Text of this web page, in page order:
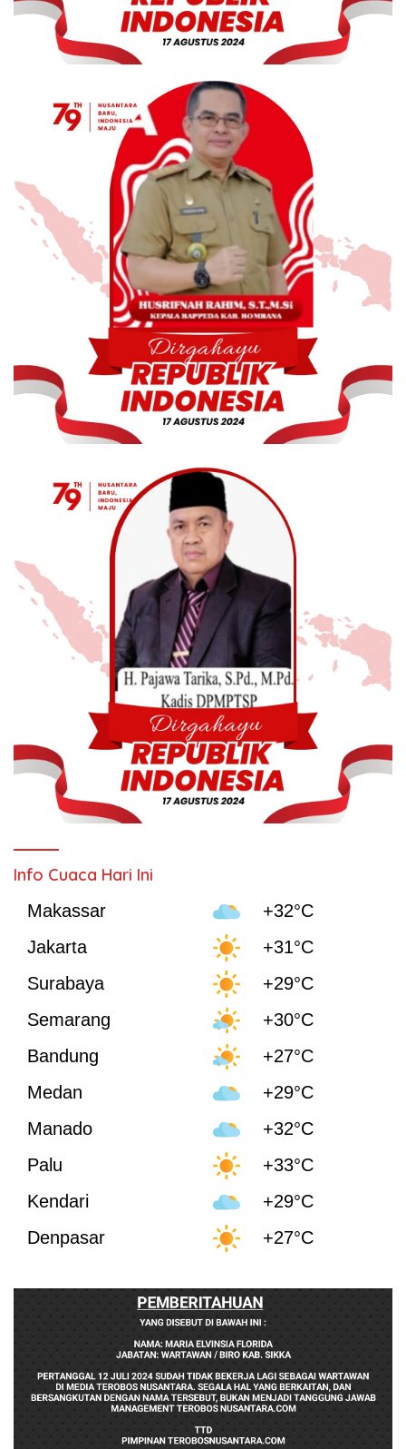
Info Cuaca Hari Ini
Makassar
+32°C
Jakarta
+31°C
Surabaya
+29°C
Semarang
+30°C
Bandung
+27°C
Medan
+29°C
Manado
+32°C
Palu
+33°C
Kendari
+29°C
Denpasar
+27°C